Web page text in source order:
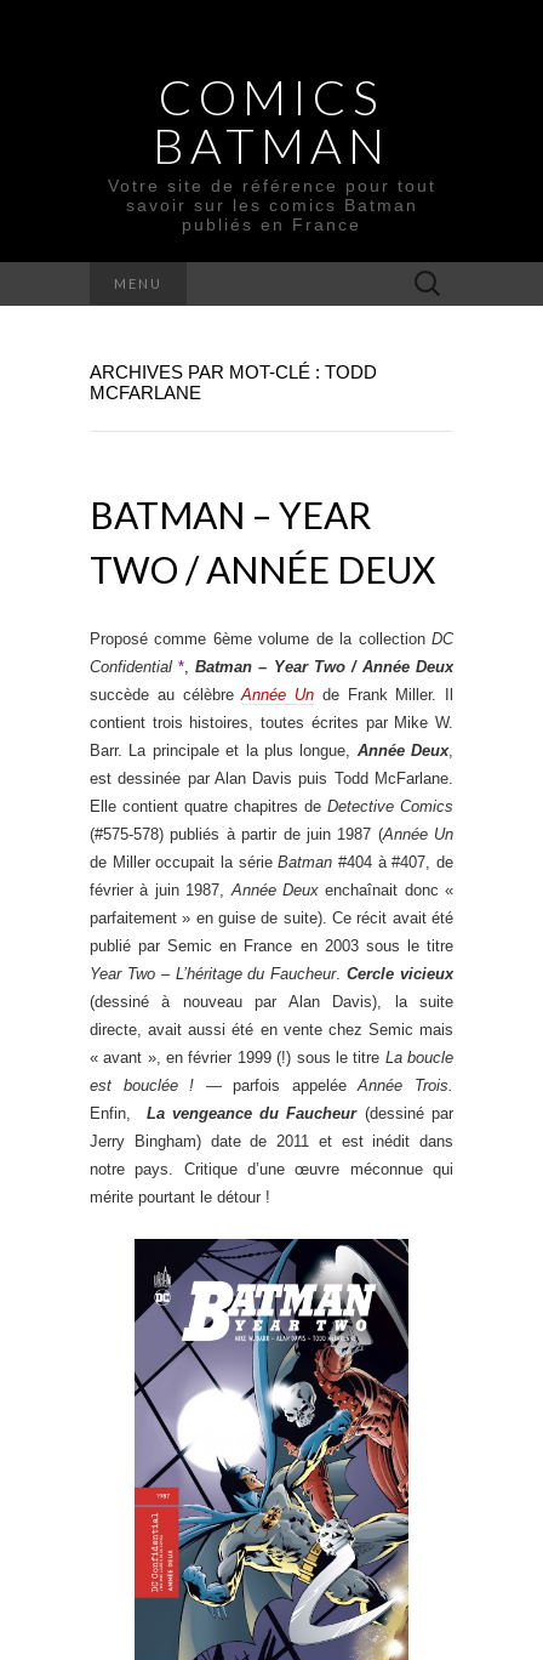
COMICS
BATMAN
Votre site de référence pour tout
savoir sur les comics Batman
publiés en France
MENU Rechercher :
ARCHIVES PAR MOT-CLÉ : TODD
MCFARLANE
BATMAN – YEAR
TWO / ANNÉE DEUX
Proposé comme 6ème volume de la collection DC
Confidential *, Batman – Year Two / Année Deux
succède au célèbreAnnée Un de Frank Miller. Il
contient trois histoires, toutes écrites par Mike W.
Barr. La principale et la plus longue, Année Deux,
est dessinée par Alan Davis puis Todd McFarlane.
Elle contient quatre chapitres de Detective Comics
(#575-578) publiés à partir de juin 1987 (Année Un
de Miller occupait la sérieBatman #404 à #407, de
février à juin 1987,Année Deuxenchaînait donc «
parfaitement » en guise de suite). Ce récit avait été
publié par Semic en France en 2003 sous le titre
Year Two – L’héritage du Faucheur.Cercle vicieux
(dessiné à nouveau par Alan Davis), la suite
directe, avait aussi été en vente chez Semic mais
« avant », en février 1999 (!) sous le titre La boucle
est bouclée ! —parfois appeléeAnnée Trois.
Enfin, La vengeance du Faucheur(dessiné par
Jerry Bingham) date de 2011 et est inédit dans
notre pays. Critique d’une œuvre méconnue qui
mérite pourtant le détour !